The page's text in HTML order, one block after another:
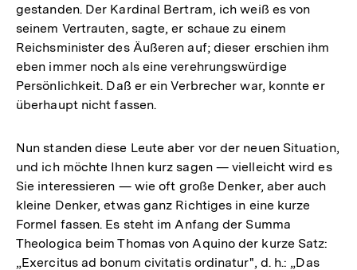
gestanden. Der Kardinal Bertram, ich weiß es von
seinem Vertrauten, sagte, er schaue zu einem
Reichsminister des Äußeren auf; dieser erschien ihm
eben immer noch als eine verehrungswürdige
Persönlichkeit. Daß er ein Verbrecher war, konnte er
überhaupt nicht fassen.
Nun standen diese Leute aber vor der neuen Situation,
und ich möchte Ihnen kurz sagen — vielleicht wird es
Sie interessieren — wie oft große Denker, aber auch
kleine Denker, etwas ganz Richtiges in eine kurze
Formel fassen. Es steht im Anfang der Summa
Theologica beim Thomas von Aquino der kurze Satz:
„Exercitus ad bonum civitatis ordinatur", d. h.: „Das